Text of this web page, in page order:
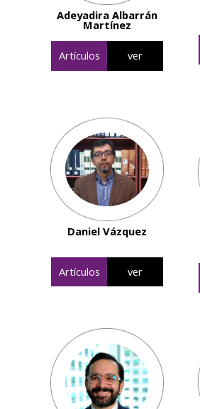
Adeyadira Albarrán
Martínez
Artículos ver
Daniel Vázquez
Artículos ver